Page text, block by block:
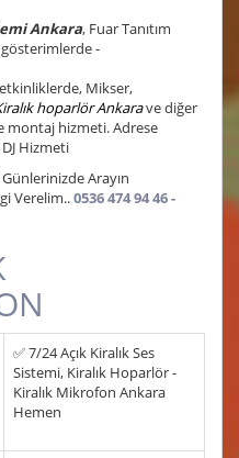
Ankara, Fuar Tanıtım
gösterimlerde -
Mikser,
hoparlör Ankarave diğer
montaj hizmeti. Adrese
Hizmeti
Arayın
Verelim..0536 474 94 46 -
✅ 7/24 Açık Kiralık Ses
Sistemi, Kiralık Hoparlör -
Kiralık Mikrofon Ankara
Hemen